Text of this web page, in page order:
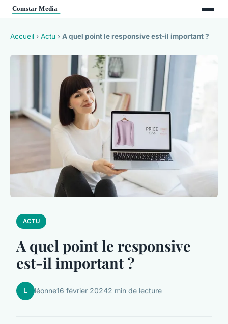
Accueil › Actu › A quel point le responsive est-il important ?
ACTU
A quel point le responsive
est-il important ?
L léonne16 février 20242 min de lecture